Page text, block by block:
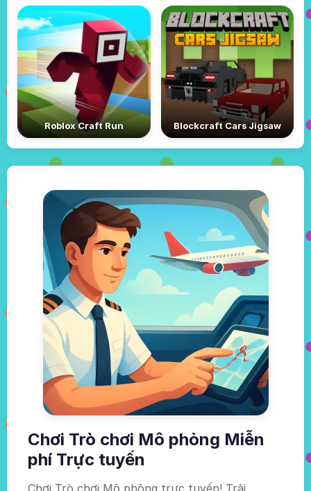
Roblox Craft Run Blockcraft Cars Jigsaw
Chơi Trò chơi Mô phỏng Miễn
phí Trực tuyến
Chơi Trò chơi Mô phỏng trực tuyến! Trải